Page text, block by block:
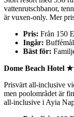
vattenrutschbanor,
är vuxen-only. Mer
Pris: Från 150
Ingår:
Bäst för:
Dome Beach
Prisvärt all-inclusive
men poolområdet är
all-inclusive i Ayia